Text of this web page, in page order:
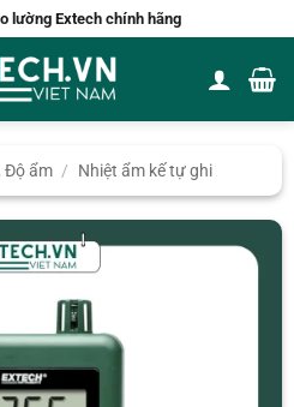
lường Extech chính hãng
Độ ẩm / Nhiệt ẩm kế tự ghi